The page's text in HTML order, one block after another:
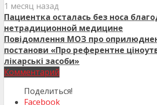
1 месяц назад
Пациентка осталась без носа
нетрадиционной медицине
Повідомлення МОЗ про
постанови «Про референтне
лікарські засоби»
Комментарий
Поделиться!
Facebook